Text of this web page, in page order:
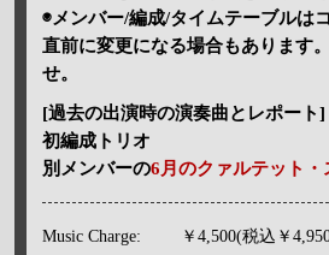
◉メンバー/編成/タイムテーブルは
直前に変更になる場合もあります
せ。
[過去の出演時の演奏曲とレポート]
初編成トリオ
別メンバーの6月のクァルテット・
Music Charge: ￥4,500(税込￥